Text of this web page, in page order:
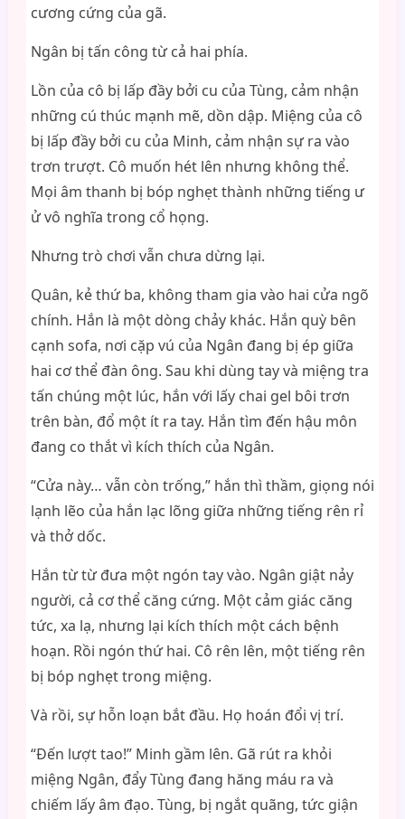
cương cứng của gã.
Ngân bị tấn công từ cả hai phía.
Lồn của cô bị lấp đầy bởi cu của Tùng, cảm nhận
những cú thúc mạnh mẽ, dồn dập. Miệng của cô
bị lấp đầy bởi cu của Minh, cảm nhận sự ra vào
trơn trượt. Cô muốn hét lên nhưng không thể.
Mọi âm thanh bị bóp nghẹt thành những tiếng ư
ử vô nghĩa trong cổ họng.
Nhưng trò chơi vẫn chưa dừng lại.
Quân, kẻ thứ ba, không tham gia vào hai cửa ngõ
chính. Hắn là một dòng chảy khác. Hắn quỳ bên
cạnh sofa, nơi cặp vú của Ngân đang bị ép giữa
hai cơ thể đàn ông. Sau khi dùng tay và miệng tra
tấn chúng một lúc, hắn với lấy chai gel bôi trơn
trên bàn, đổ một ít ra tay. Hắn tìm đến hậu môn
đang co thắt vì kích thích của Ngân.
“Cửa này… vẫn còn trống,” hắn thì thầm, giọng nói
lạnh lẽo của hắn lạc lõng giữa những tiếng rên rỉ
và thở dốc.
Hắn từ từ đưa một ngón tay vào. Ngân giật nảy
người, cả cơ thể căng cứng. Một cảm giác căng
tức, xa lạ, nhưng lại kích thích một cách bệnh
hoạn. Rồi ngón thứ hai. Cô rên lên, một tiếng rên
bị bóp nghẹt trong miệng.
Và rồi, sự hỗn loạn bắt đầu. Họ hoán đổi vị trí.
“Đến lượt tao!” Minh gầm lên. Gã rút ra khỏi
miệng Ngân, đẩy Tùng đang hăng máu ra và
chiếm lấy âm đạo. Tùng, bị ngắt quãng, tức giận